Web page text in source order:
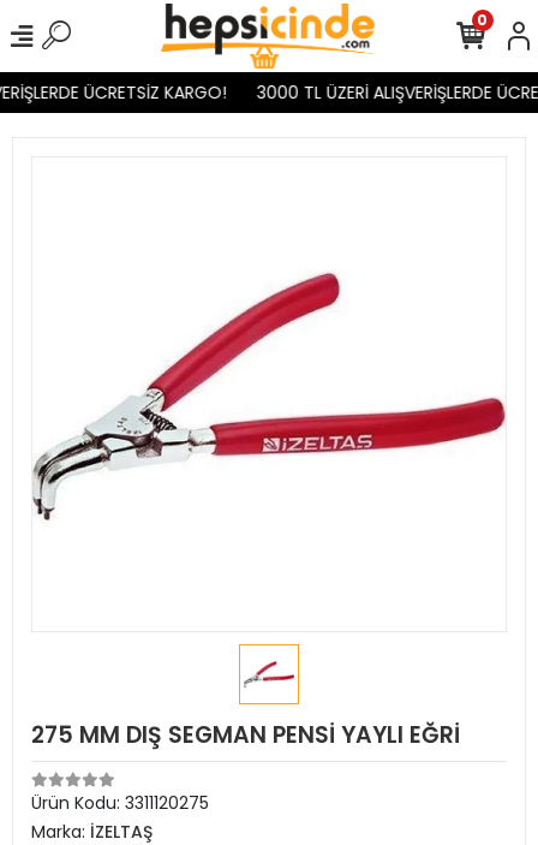
ÜCRETSİZ KARGO! 3000 TL ÜZERİ ALIŞVERİŞLERDE
0
275 MM DIŞ SEGMAN PENSİ YAYLI EĞRİ
Ürün Kodu: 3311120275
Marka: İZELTAŞ